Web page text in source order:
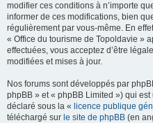
modifier ces conditions à n’importe
informer de ces modifications, bien
régulièrement par vous-même. En
« Office du tourisme de Topoldavie »
effectuées, vous acceptez d’être
modifiées et mises à jour.
Nos forums sont développés par
phpBB » et « phpBB Limited ») qui
déclaré sous la « licence publique
téléchargé sur le site de phpBB (en